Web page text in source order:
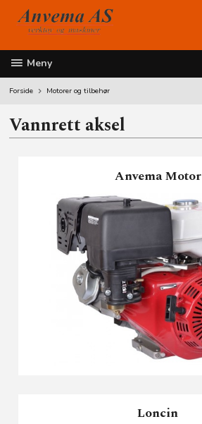
innholdet
Meny
Forside Motorer og tilbehør
Vannrett aksel
Anvema Motor
Loncin